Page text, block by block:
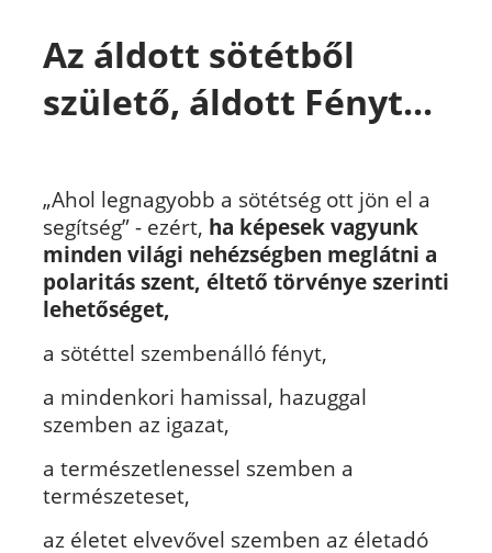
Az áldott sötétből
születő, áldott Fényt...
„Ahol legnagyobb a sötétség ott jön el a
segítség” - ezért, ha képesek vagyunk
minden világi nehézségben meglátni a
polaritás szent, éltető törvénye szerinti
lehetőséget,
a sötéttel szembenálló fényt,
a mindenkori hamissal, hazuggal
szemben az igazat,
a természetlenessel szemben a
természeteset,
az életet elvevővel szemben az életadó